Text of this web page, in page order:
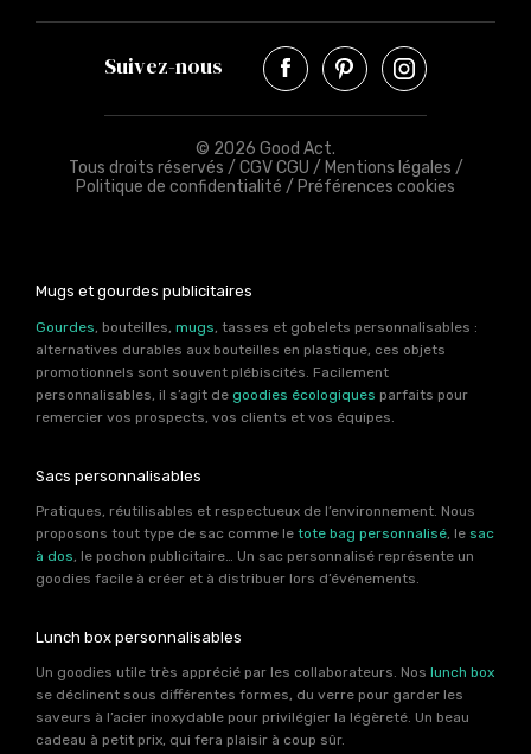
Suivez-nous
© 2026 Good Act.
Tous droits réservés / CGV CGU / Mentions légales /
Politique de confidentialité / Préférences cookies
Mugs et gourdes publicitaires
Gourdes , bouteilles, mugs , tasses et gobelets personnalisables :
alternatives durables aux bouteilles en plastique, ces objets
promotionnels sont souvent plébiscités. Facilement
personnalisables, il s’agit de goodies écologiques parfaits pour
remercier vos prospects, vos clients et vos équipes.
Sacs personnalisables
Pratiques, réutilisables et respectueux de l’environnement. Nous
proposons tout type de sac comme le tote bag personnalisé, le sac
à dos, le pochon publicitaire… Un sac personnalisé représente un
goodies facile à créer et à distribuer lors d’événements.
Lunch box personnalisables
Un goodies utile très apprécié par les collaborateurs. Nos lunch box
se déclinent sous différentes formes, du verre pour garder les
saveurs à l’acier inoxydable pour privilégier la légèreté. Un beau
cadeau à petit prix, qui fera plaisir à coup sûr.